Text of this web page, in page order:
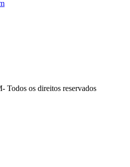
os direitos reservados